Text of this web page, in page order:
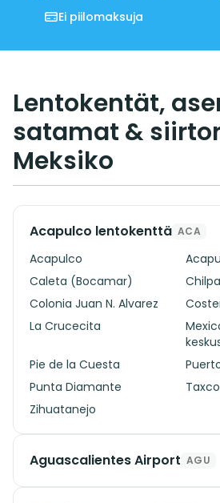
Ei piilomaksuja
Lentokentät,
satamat &
Meksiko
Acapulco lentokenttä ACA
Acapulco
Caleta (Bocamar)
Colonia Juan N. Alvarez
La Crucecita
Pie de la Cuesta
Punta Diamante
Taxco
Zihuatanejo
Aguascalientes Airport AGU